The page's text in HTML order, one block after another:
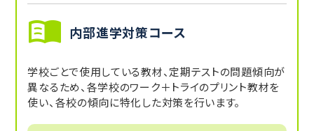
内部進学対策コース
学校ごとで使用している教材、定期テストの問題傾向が
異なるため、各学校のワーク＋トライのプリント教材を
使い、各校の傾向に特化した対策を行います。